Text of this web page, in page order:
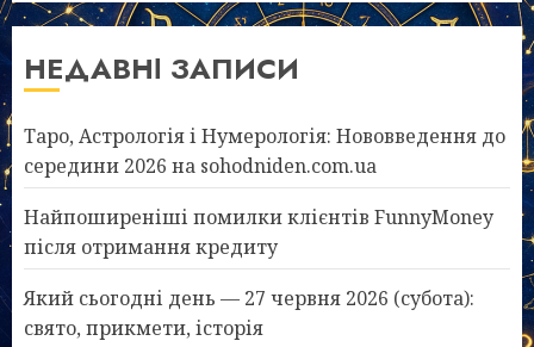
НЕДАВНІ ЗАПИСИ
Таро, Астрологія і Нумерологія: Нововведення до
середини 2026 на sohodniden.com.ua
Найпоширеніші помилки клієнтів FunnyMoney
після отримання кредиту
Який сьогодні день — 27 червня 2026 (субота):
свято, прикмети, історія